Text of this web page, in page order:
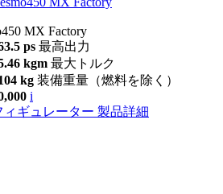
MX Factory
ps 最高出力
kgm 最大トルク
kg 装備重量（燃料を除く）
i
ィギュレーター 製品詳細